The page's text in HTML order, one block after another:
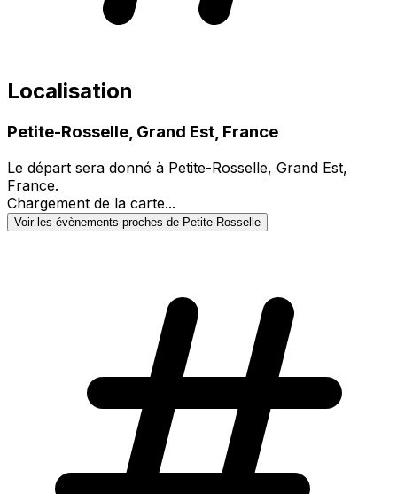
Localisation
Petite-Rosselle, Grand Est, France
Le départ sera donné à Petite-Rosselle, Grand Est,
France.
Chargement de la carte...
Voir les évènements proches de Petite-Rosselle